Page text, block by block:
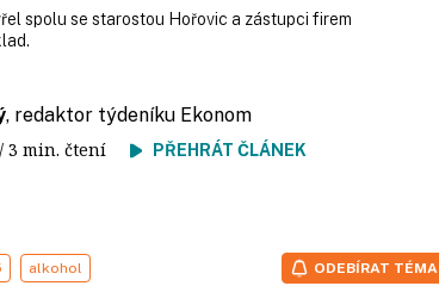
spolu se starostou Hořovic a zástupci firem
, redaktor týdeníku Ekonom
/ 3 min. čtení PŘEHRÁT ČLÁNEK
alkohol ODEBÍRAT TÉMA